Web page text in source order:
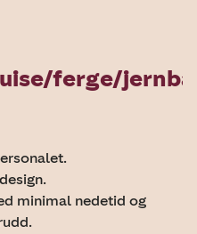
ferge/
minimal nedetid og